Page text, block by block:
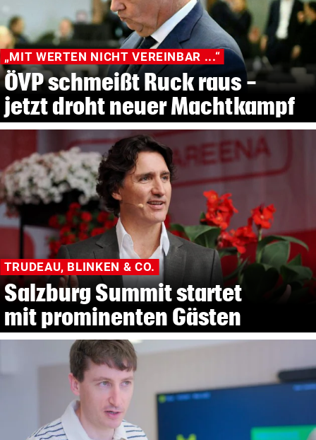
„MIT WERTEN NICHT VEREINBAR ...“
ÖVP schmeißt Ruck raus -
jetzt droht neuer Machtkampf
TRUDEAU, BLINKEN & CO.
Salzburg Summit startet
mit prominenten Gästen